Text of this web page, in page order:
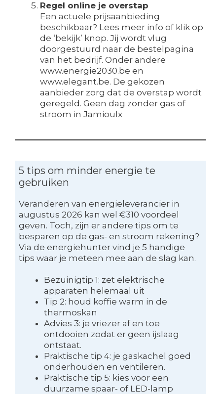
Regel online je overstap
Een actuele prijsaanbieding
beschikbaar? Lees meer info of klik op
de ‘bekijk’ knop. Jij wordt vlug
doorgestuurd naar de bestelpagina
van het bedrijf. Onder andere
www.energie2030.be en
www.elegant.be. De gekozen
aanbieder zorg dat de overstap wordt
geregeld. Geen dag zonder gas of
stroom in Jamioulx
5 tips om minder energie te
gebruiken
Veranderen van energieleverancier in
augustus 2026 kan wel €310 voordeel
geven. Toch, zijn er andere tips om te
besparen op de gas- en stroom rekening?
Via de energiehunter vind je 5 handige
tips waar je meteen mee aan de slag kan.
Bezuinigtip 1: zet elektrische
apparaten helemaal uit
Tip 2: houd koffie warm in de
thermoskan
Advies 3: je vriezer af en toe
ontdooien zodat er geen ijslaag
ontstaat.
Praktische tip 4: je gaskachel goed
onderhouden en ventileren.
Praktische tip 5: kies voor een
duurzame spaar- of LED-lamp